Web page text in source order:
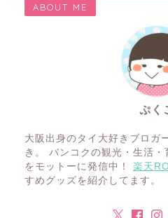
ABOUT ME
ぷく
大阪出身のタイ大好きブロガ
き。 バンコクの観光・生活・
をモットーに発信中！ 楽天
すめグッズを紹介してます。